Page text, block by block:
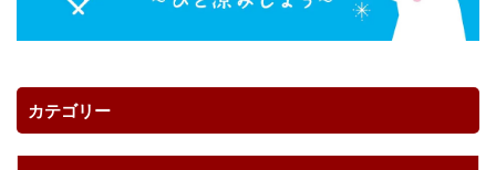
カテゴリー